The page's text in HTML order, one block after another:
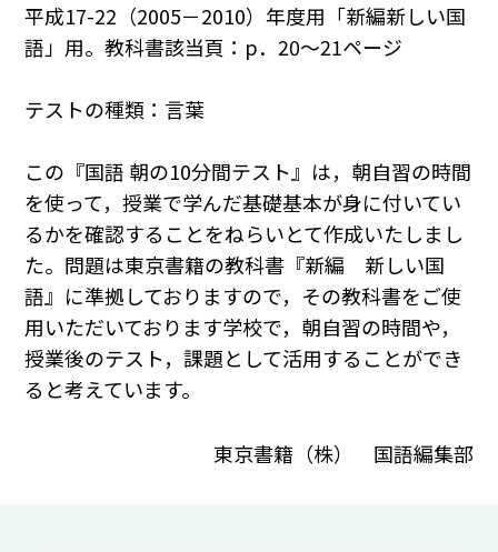
平成17-22（2005－2010）年度用「新編新しい国
語」用。教科書該当頁：p．20～21ページ
テストの種類：言葉
この『国語 朝の10分間テスト』は，朝自習の時間
を使って，授業で学んだ基礎基本が身に付いてい
るかを確認することをねらいとて作成いたしまし
た。問題は東京書籍の教科書『新編 新しい国
語』に準拠しておりますので，その教科書をご使
用いただいております学校で，朝自習の時間や，
授業後のテスト，課題として活用することができ
ると考えています。
東京書籍（株） 国語編集部